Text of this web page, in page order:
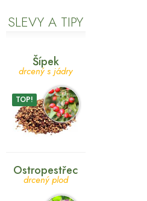
SLEVY A TIPY
Šípek
drcený s jádry
TOP!
Ostropestřec
drcený plod